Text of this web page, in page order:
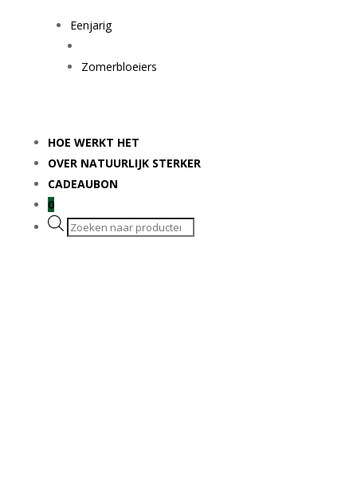
Eenjarig
Zomerbloeiers
HOE WERKT HET
OVER NATUURLIJK STERKER
CADEAUBON
0
Producten